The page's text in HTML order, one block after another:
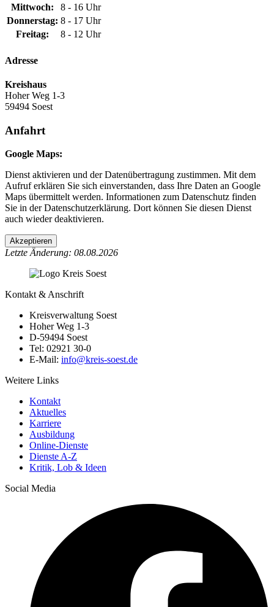
Mittwoch:
8 - 16 Uhr
Donnerstag: 8 - 17 Uhr
Freitag:
8 - 12 Uhr
Adresse
Kreishaus
Hoher Weg 1-3
59494 Soest
Anfahrt
Google Maps:
Dienst aktivieren und der Datenübertragung zustimmen. Mit dem
Aufruf erklären Sie sich einverstanden, dass Ihre Daten an Google
Maps übermittelt werden. Informationen zum Datenschutz finden
Sie in der Datenschutzerklärung. Dort können Sie diesen Dienst
auch wieder deaktivieren.
Akzeptieren
Letzte Änderung: 08.08.2026
Kontakt & Anschrift
Kreisverwaltung Soest
Hoher Weg 1-3
D-59494 Soest
Tel: 02921 30-0
E-Mail: info@​kreis-soest.de
Weitere Links
Kontakt
Aktuelles
Karriere
Ausbildung
Online-Dienste
Dienste A-Z
Kritik, Lob & Ideen
Social Media